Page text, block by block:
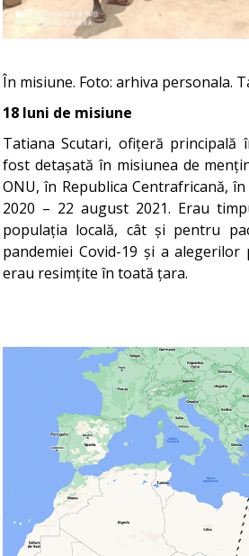
În misiune. Foto: arhiva personala.
18 luni de misiune
Tatiana Scutari, ofițeră principală
fost detașată în misiunea de
ONU, în Republica Centrafricană,
2020 – 22 august 2021. Erau
populația locală, cât și pentru
pandemiei Covid-19 și a alegerilor
erau resimțite în toată țara.